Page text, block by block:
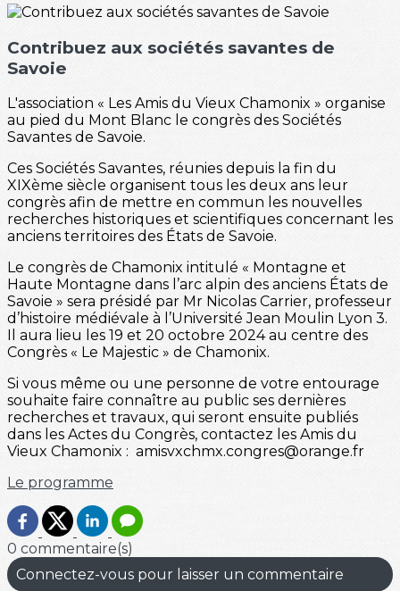
Contribuez aux sociétés savantes de
Savoie
L'association « Les Amis du Vieux Chamonix » organise
au pied du Mont Blanc le congrès des Sociétés
Savantes de Savoie.
Ces Sociétés Savantes, réunies depuis la fin du
XIXème siècle organisent tous les deux ans leur
congrès afin de mettre en commun les nouvelles
recherches historiques et scientifiques concernant les
anciens territoires des États de Savoie.
Le congrès de Chamonix intitulé « Montagne et
Haute Montagne dans l’arc alpin des anciens États de
Savoie » sera présidé par Mr Nicolas Carrier, professeur
d’histoire médiévale à l’Université Jean Moulin Lyon 3.
Il aura lieu les 19 et 20 octobre 2024 au centre des
Congrès « Le Majestic » de Chamonix.
Si vous même ou une personne de votre entourage
souhaite faire connaître au public ses dernières
recherches et travaux, qui seront ensuite publiés
dans les Actes du Congrès, contactez les Amis du
Vieux Chamonix : amisvxchmx.congres@orange.fr
Le programme
0 commentaire(s)
Connectez-vous pour laisser un commentaire